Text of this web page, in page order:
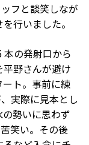
フと談笑しなが
行いました。
の発射口から
野さんが避け
ト。事前に練
実際に見本とし
勢いに思わず
笑い。その後